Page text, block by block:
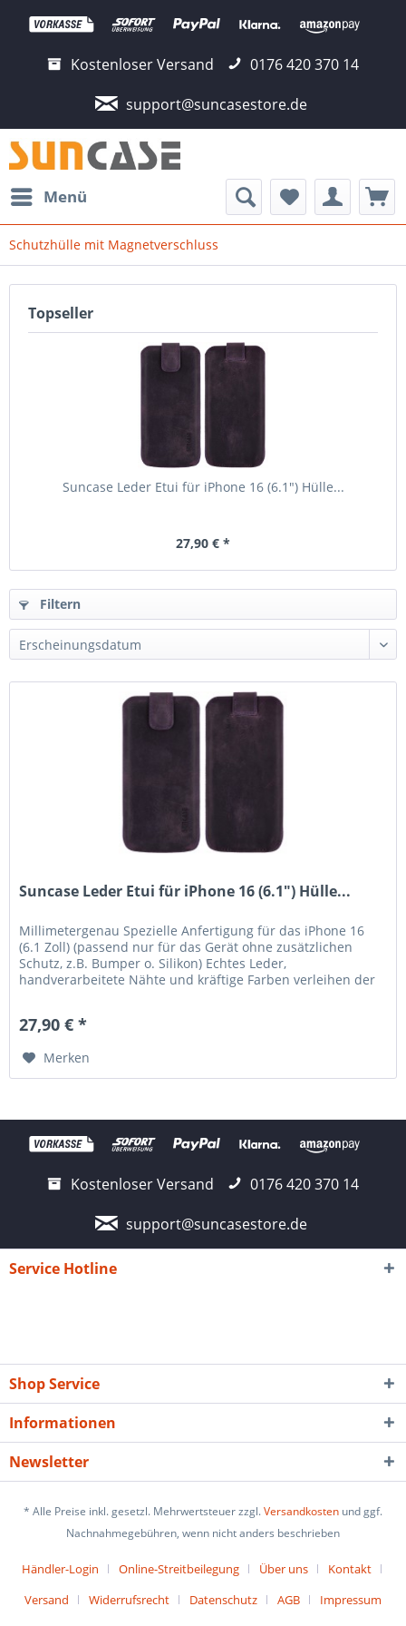
Kostenloser Versand
0176 420 370 14
support@suncasestore.de
Menü
Schutzhülle mit Magnetverschluss
Topseller
Suncase Leder Etui für iPhone 16 (6.1") Hülle...
27,90 € *
Filtern
Suncase Leder Etui für iPhone 16 (6.1") Hülle...
Millimetergenau Spezielle Anfertigung für das iPhone 16
(6.1 Zoll) (passend nur für das Gerät ohne zusätzlichen
Schutz, z.B. Bumper o. Silikon) Echtes Leder,
handverarbeitete Nähte und kräftige Farben verleihen der
27,90 € *
Merken
Kostenloser Versand
0176 420 370 14
support@suncasestore.de
Service Hotline
Shop Service
Informationen
Newsletter
* Alle Preise inkl. gesetzl. Mehrwertsteuer zzgl.Versandkosten und ggf.
Nachnahmegebühren, wenn nicht anders beschrieben
Händler-Login Online-Streitbeilegung Über uns
Kontakt
Versand
Widerrufsrecht Datenschutz AGB Impressum